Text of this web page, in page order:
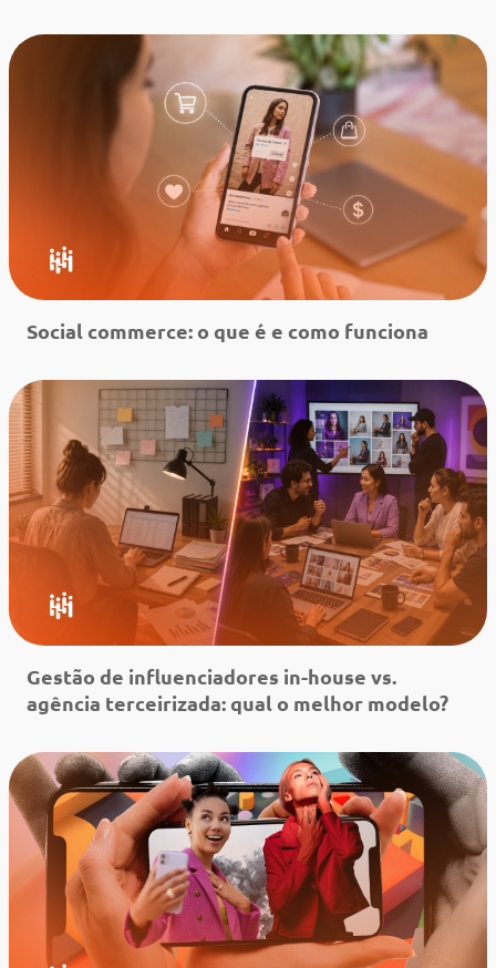
Leia mais
Leia mais
Social commerce: o que é e como funciona
Leia mais
Gestão de influenciadores in-house vs.
agência terceirizada: qual o melhor modelo?